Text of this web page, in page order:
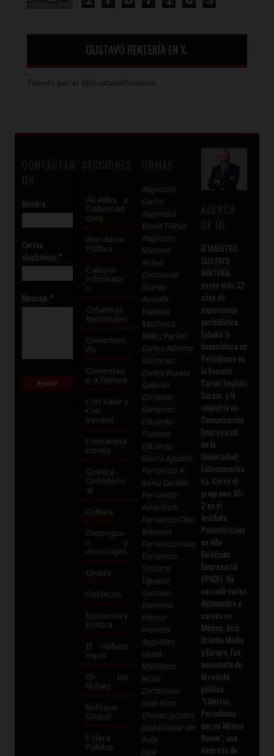
GUSTAVO RENTERÍA EN X.
Tweets por el @GustavoRenteria.
Nombre
Correo
electrónico *
Mensaje *
Alcaldes y
Gobernad
ores
Astrolabio
Político
Callejón
Informativ
o
Columnas
Nacionales
Comentan
do
Comentari
o a Tiempo
Con Valor y
Con
Verdad
Concatena
ciones
Crónica
Confidenci
al
Cultura
Despegue
s y
Aterrizajes
Dinero
Dobleces
Economía y
Política
El debate
equis
En las
Nubes
Enfoque
Global
Esfera
Pública
Alejandro
Cacho
Alejandro
Envila Fisher
Alejandro
Moreno
Aribel
Contreras
Suárez
Arnulfo
Valdivia
Machuca
Billie J Parker
Carlos Alberto
Martínez
Carlos Ravelo
Galindo
Christián
Gutiérrez
Eduardo
Fuentes
Eduardo
Ibarra Aguirre
Fernando A.
Mora Guillén
Fernando
Amerlinck
Fernando Díaz
Naranjo
Fernando Irala
Fernando
Schutte
Elguero
Gustavo
Rentería
Héctor
Herrera
Argüelles
Israel
Mendoza
Jesús
Zambrano
José Alam
Chávez Jacobo
José Eleazar de
Ávila
José
El MAESTRO
GUSTAVO
RENTERÍA
posee más 32
años de
experiencia
periodística.
Estudió la
licenciatura en
Periodismo en
la Escuela
Carlos Septién
García, y la
maestría en
Comunicación
Empresarial,
en la
Universidad
Latinoamerica
na. Cursó el
programa AD-
2 en el
Instituto
Panamericano
en Alta
Dirección
Empresarial
(IPADE). Ha
cursado varios
diplomados y
cursos en
México, Asia,
Oriente Medio
y Europa. Fue
accionista de
la revista
política
“Libertas,
Periodismo
por un México
Nuevo”, una
empresa de